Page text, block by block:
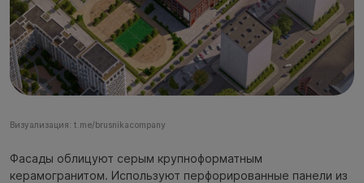
Визуализация: t.me/brusnikacompany
Фасады облицуют серым крупноформатным
керамогранитом. Используют перфорированные панели из